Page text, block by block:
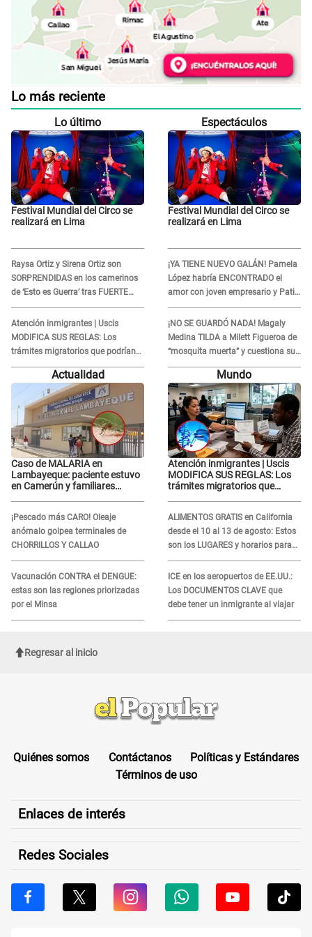
Lo más reciente
Lo último
Festival Mundial del Circo se
realizará en Lima
Raysa Ortiz y Sirena Ortiz son
SORPRENDIDAS en los camerinos
de ‘Esto es Guerra’ tras FUERTE
ENFRENTAMIENTO con Gabriel
Moisés: “Gracias”
Atención inmigrantes | Uscis
MODIFICA SUS REGLAS: Los
trámites migratorios que podrían
necesitar tu prueba de ADN
Espectáculos
Festival Mundial del Circo se
realizará en Lima
¡YA TIENE NUEVO GALÁN! Pamela
López habría ENCONTRADO el
amor con joven empresario y Pati
Lorena la ECHA en VIVO
¡NO SE GUARDÓ NADA! Magaly
Medina TILDA a Milett Figueroa de
“mosquita muerta” y cuestiona su
RECONCILIACIÓN con Marcelo
Tinelli en TV argentina
Actualidad
Caso de MALARIA en
Lambayeque: paciente estuvo
en Camerún y familiares
¡Pescado más CARO! Oleaje
anómalo golpea terminales de
CHORRILLOS Y CALLAO
Vacunación CONTRA el DENGUE:
estas son las regiones priorizadas
por el Minsa
Mundo
Atención inmigrantes | Uscis
MODIFICA SUS REGLAS: Los
trámites migratorios que
ALIMENTOS GRATIS en California
desde el 10 al 13 de agosto: Estos
son los LUGARES y horarios para
recibir la ayuda
ICE en los aeropuertos de EE.UU.:
Los DOCUMENTOS CLAVE que
debe tener un inmigrante al viajar
Regresar al inicio
Quiénes somos Contáctanos
Políticas y Estándares
Términos de uso
Enlaces de interés
Redes Sociales